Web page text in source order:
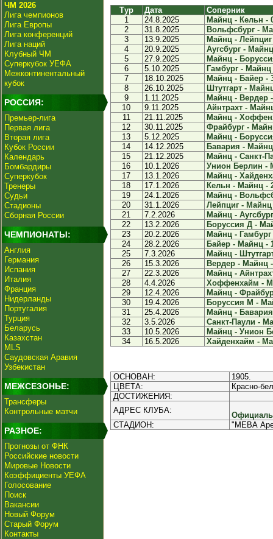
ЧМ 2026
Лига чемпионов
Лига Европы
Лига конференций
Лига наций
Клубный ЧМ
Суперкубок УЕФА
Межконтинентальный
кубок
РОССИЯ:
Премьер-лига
Первая лига
Вторая лига
Кубок России
Календарь
Бомбардиры
Суперкубок
Тренеры
Судьи
Стадионы
Сборная России
ЧЕМПИОНАТЫ:
Англия
Германия
Испания
Италия
Франция
Нидерланды
Португалия
Турция
Беларусь
Казахстан
MLS
Саудовская Аравия
Узбекистан
МЕЖСЕЗОНЬЕ:
Трансферы
Контрольные матчи
РАЗНОЕ:
Прогнозы от ФНК
Российские новости
Мировые Новости
Коэффициенты УЕФА
Голосование
Поиск
Вакансии
Новый Форум
Старый Форум
Контакты
Тур Дата
Соперник
1
24.8.2025
Майнц - Кельн -
2
31.8.2025
Вольфсбург -
3
13.9.2025
Майнц - Лейпциг
4
20.9.2025
Аугсбург -
5
27.9.2025
Майнц -
6
5.10.2025
Гамбург - Майнц
7
18.10.2025
Майнц - Байер -
8
26.10.2025
Штутгарт -
9
1.11.2025
Майнц - Вердер
10
9.11.2025
Айнтрахт -
11
21.11.2025
Майнц -
12
30.11.2025
Фрайбург -
13
5.12.2025
Майнц -
14
14.12.2025
Бавария -
15
21.12.2025
Майнц - Санкт-
16
10.1.2026
Унион Берлин -
17
13.1.2026
Майнц -
18
17.1.2026
Кельн - Майнц -
19
24.1.2026
Майнц -
20
31.1.2026
Лейпциг - Майнц
21
7.2.2026
Майнц -
22
13.2.2026
Боруссия Д -
23
20.2.2026
Майнц - Гамбург
24
28.2.2026
Байер - Майнц -
25
7.3.2026
Майнц -
26
15.3.2026
Вердер - Майнц
27
22.3.2026
Майнц -
28
4.4.2026
Хоффенхайм -
29
12.4.2026
Майнц -
30
19.4.2026
Боруссия М -
31
25.4.2026
Майнц -
32
3.5.2026
Санкт-Паули -
33
10.5.2026
Майнц - Унион
34
16.5.2026 Хайденхайм -
ОСНОВАН:
1905.
ЦВЕТА:
Красно-
ДОСТИЖЕНИЯ:
АДРЕС КЛУБА:
СТАДИОН:
"МЕВА